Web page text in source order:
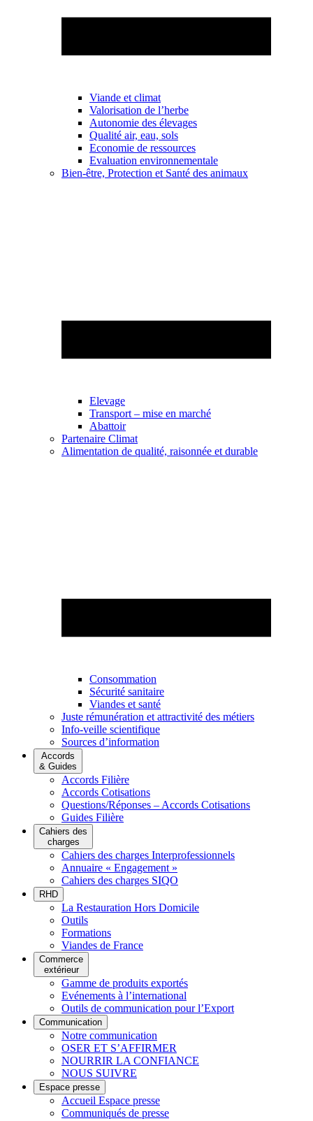
Viande et climat
Valorisation de l’herbe
Autonomie des élevages
Qualité air, eau, sols
Economie de ressources
Evaluation environnementale
Bien-être, Protection et Santé des animaux
Elevage
Transport – mise en marché
Abattoir
Partenaire Climat
Alimentation de qualité, raisonnée et durable
Consommation
Sécurité sanitaire
Viandes et santé
Juste rémunération et attractivité des métiers
Info-veille scientifique
Sources d’information
Accords
& Guides
Accords Filière
Accords Cotisations
Questions/Réponses – Accords Cotisations
Guides Filière
Cahiers des
charges
Cahiers des charges Interprofessionnels
Annuaire « Engagement »
Cahiers des charges SIQO
RHD
La Restauration Hors Domicile
Outils
Formations
Viandes de France
Commerce
extérieur
Gamme de produits exportés
Evénements à l’international
Outils de communication pour l’Export
Communication
Notre communication
OSER ET S’AFFIRMER
NOURRIR LA CONFIANCE
NOUS SUIVRE
Espace presse
Accueil Espace presse
Communiqués de presse